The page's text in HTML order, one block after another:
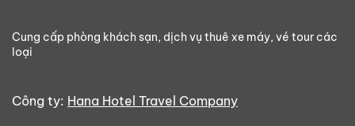
Cung cấp phòng khách sạn, dịch vụ thuê xe máy, vé tour các
loại
Công ty: Hana Hotel Travel Company